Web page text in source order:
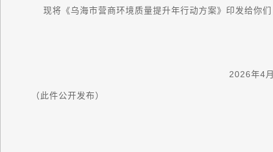
现将《乌海市营商环境质量提升年行动方案》印发给你们
2026年4月3
（此件公开发布）